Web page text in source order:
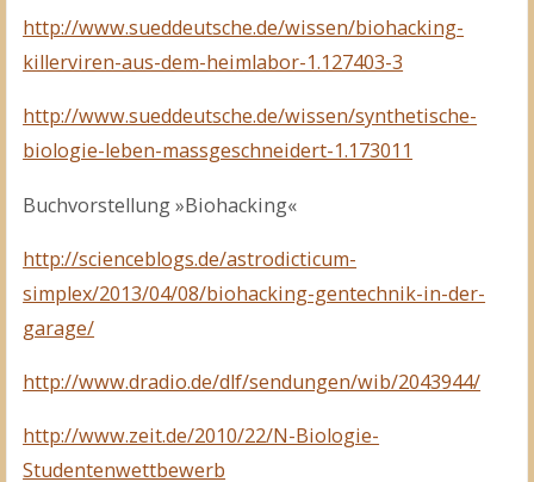
http://www.sueddeutsche.de/wissen/biohacking-
killerviren-aus-dem-heimlabor-1.127403-3
http://www.sueddeutsche.de/wissen/synthetische-
biologie-leben-massgeschneidert-1.173011
Buchvorstellung »Biohacking«
http://scienceblogs.de/astrodicticum-
simplex/2013/04/08/biohacking-gentechnik-in-der-
garage/
http://www.dradio.de/dlf/sendungen/wib/2043944/
http://www.zeit.de/2010/22/N-Biologie-
Studentenwettbewerb